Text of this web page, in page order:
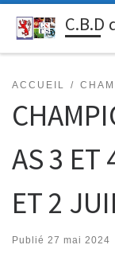
Passer au contenu
C.B.D
ACCUEIL
AS 3 ET
ET 2
Publié 27 mai 2024